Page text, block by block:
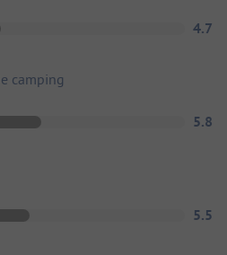
4.7
camping
5.8
5.5